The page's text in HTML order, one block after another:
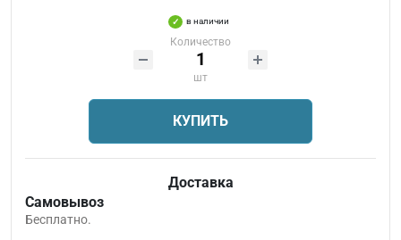
в наличии
Количество
шт
КУПИТЬ
Доставка
Самовывоз
Бесплатно.